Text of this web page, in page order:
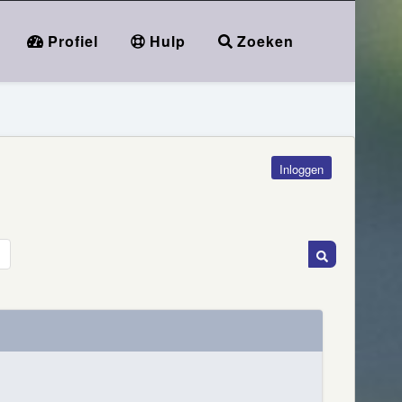
Profiel Hulp Zoeken
Inloggen